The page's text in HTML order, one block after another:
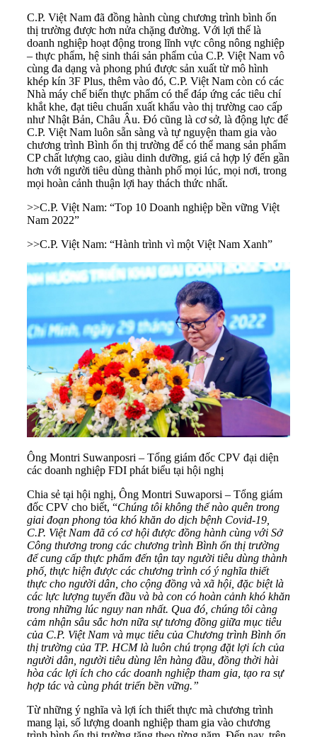
C.P. Việt Nam đã đồng hành cùng chương trình bình ổn
thị trường được hơn nửa chặng đường. Với lợi thế là
doanh nghiệp hoạt động trong lĩnh vực công nông nghiệp
– thực phẩm, hệ sinh thái sản phẩm của C.P. Việt Nam vô
cùng đa dạng và phong phú được sản xuất từ mô hình
khép kín 3F Plus, thêm vào đó, C.P. Việt Nam còn có các
Nhà máy chế biến thực phẩm có thể đáp ứng các tiêu chí
khắt khe, đạt tiêu chuẩn xuất khẩu vào thị trường cao cấp
như Nhật Bản, Châu Âu. Đó cũng là cơ sở, là động lực để
C.P. Việt Nam luôn sẵn sàng và tự nguyện tham gia vào
chương trình Bình ổn thị trường để có thể mang sản phẩm
CP chất lượng cao, giàu dinh dưỡng, giá cả hợp lý đến gần
hơn với người tiêu dùng thành phố mọi lúc, mọi nơi, trong
mọi hoàn cảnh thuận lợi hay thách thức nhất.
>>C.P. Việt Nam: “Top 10 Doanh nghiệp bền vững Việt
Nam 2022”
>>C.P. Việt Nam: “Hành trình vì một Việt Nam Xanh”
Ông Montri Suwanposri – Tổng giám đốc CPV đại diện
các doanh nghiệp FDI phát biểu tại hội nghị
Chia sẻ tại hội nghị, Ông Montri Suwaporsi – Tổng giám
đốc CPV cho biết, “Chúng tôi không thể nào quên trong
giai đoạn phong tỏa khó khăn do dịch bệnh Covid-19,
C.P. Việt Nam đã có cơ hội được đồng hành cùng với Sở
Công thương trong các chương trình Bình ổn thị trường
để cung cấp thực phẩm đến tận tay người tiêu dùng thành
phố, thực hiện được các chương trình có ý nghĩa thiết
thực cho người dân, cho cộng đồng và xã hội, đặc biệt là
các lực lượng tuyến đầu và bà con có hoàn cảnh khó khăn
trong những lúc nguy nan nhất. Qua đó, chúng tôi càng
cảm nhận sâu sắc hơn nữa sự tương đồng giữa mục tiêu
của C.P. Việt Nam và mục tiêu của Chương trình Bình ổn
thị trường của TP. HCM là luôn chú trọng đặt lợi ích của
người dân, người tiêu dùng lên hàng đầu, đồng thời hài
hòa các lợi ích cho các doanh nghiệp tham gia, tạo ra sự
hợp tác và cùng phát triển bền vững.”
Từ những ý nghĩa và lợi ích thiết thực mà chương trình
mang lại, số lượng doanh nghiệp tham gia vào chương